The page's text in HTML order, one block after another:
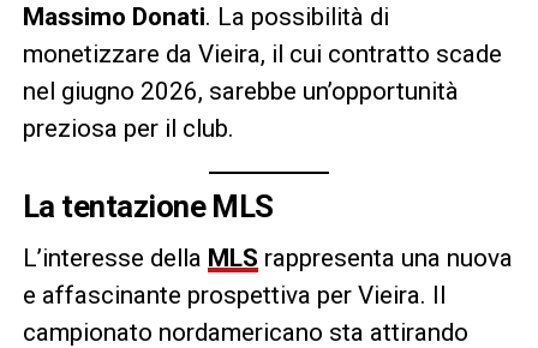
Massimo Donati. La possibilità di
monetizzare da Vieira, il cui contratto scade
nel giugno 2026, sarebbe un’opportunità
preziosa per il club.
La tentazione MLS
L’interesse della MLS rappresenta una nuova
e affascinante prospettiva per Vieira. Il
campionato nordamericano sta attirando